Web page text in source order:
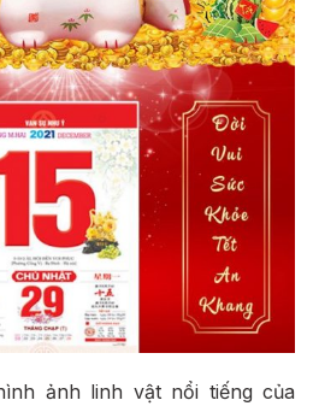
ảnh linh vật nổi tiếng của